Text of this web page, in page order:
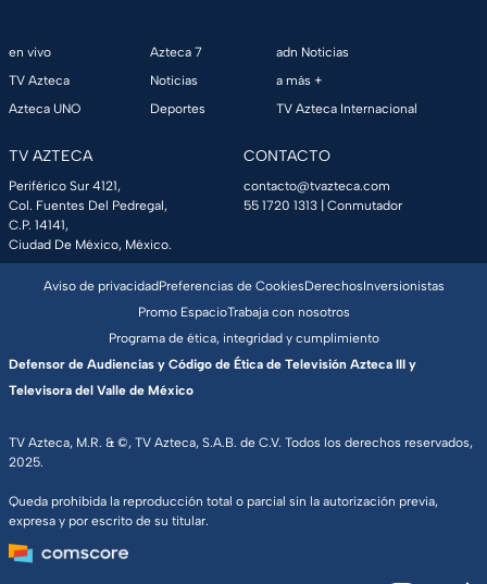
en vivo
TV Azteca
Azteca UNO
Azteca 7
Noticias
Deportes
adn Noticias
a más +
TV Azteca Internacional
TV AZTECA
Periférico Sur 4121,
Col. Fuentes Del Pedregal,
C.P. 14141,
Ciudad De México, México.
CONTACTO
contacto@tvazteca.com
55 1720 1313 | Conmutador
TV Azteca, M.R. & ©, TV Azteca, S.A.B. de C.V. Todos los derechos reservados,
2025.
Queda prohibida la reproducción total o parcial sin la autorización previa,
expresa y por escrito de su titular.
Aviso de privacidadPreferencias de CookiesDerechosInversionistas
Promo EspacioTrabaja con nosotros
Programa de ética, integridad y cumplimiento
Defensor de Audiencias y Código de Ética de Televisión Azteca III y
Televisora del Valle de México